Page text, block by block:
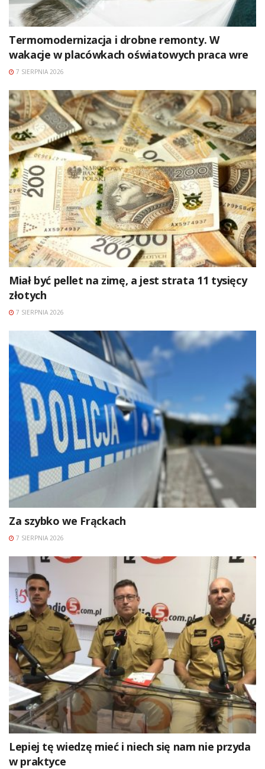
Termomodernizacja i drobne remonty. W
wakacje w placówkach oświatowych praca wre
7 SIERPNIA 2026
Miał być pellet na zimę, a jest strata 11 tysięcy
złotych
7 SIERPNIA 2026
Za szybko we Frąckach
7 SIERPNIA 2026
Lepiej tę wiedzę mieć i niech się nam nie przyda
w praktyce